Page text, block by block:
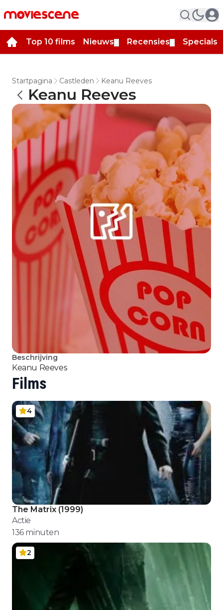
Top 10 films Nieuws Recensies Specials
Startpagina Castleden Keanu Reeves
Keanu Reeves
Beschrijving
Keanu Reeves
Films
4
The Matrix (1999)
Actie
136minuten
2